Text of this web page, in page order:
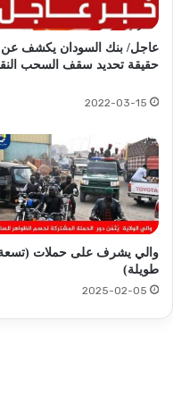
عاجل/ بنك السودان يكشف عن
حقيقة تحديد سقف السحب
2022-03-15
والي يشرف على حملات
طويلة)
2025-02-05